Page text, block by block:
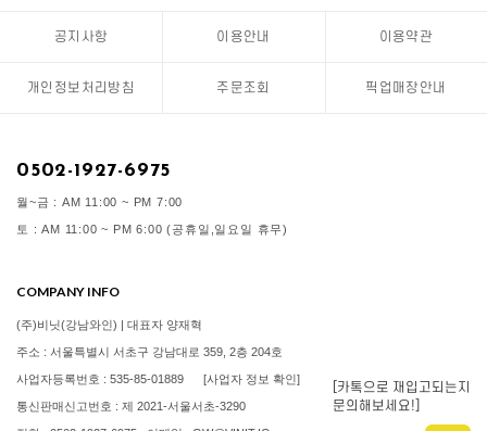
공지사항 이용안내 이용약관
개인정보처리방침 주문조회 픽업매장안내
0502-1927-6975
월~금 : AM 11:00 ~ PM 7:00
토 : AM 11:00 ~ PM 6:00 (공휴일,일요일 휴무)
COMPANY INFO
(주)비닛(강남와인) | 대표자 양재혁
주소 : 서울특별시 서초구 강남대로 359, 2층 204호
사업자등록번호 : 535-85-01889 [사업자 정보 확인]
통신판매신고번호 : 제 2021-서울서초-3290
[카톡으로 재입고되는지
문의해보세요!]